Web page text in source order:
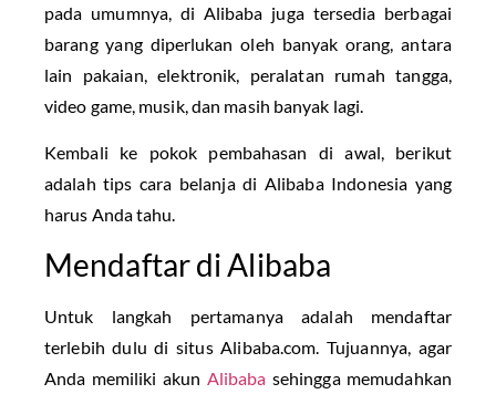
pada umumnya, di Alibaba juga tersedia berbagai
barang yang diperlukan oleh banyak orang, antara
lain pakaian, elektronik, peralatan rumah tangga,
video game, musik, dan masih banyak lagi.
Kembali ke pokok pembahasan di awal, berikut
adalah tips cara belanja di Alibaba Indonesia yang
harus Anda tahu.
Mendaftar di Alibaba
Untuk langkah pertamanya adalah mendaftar
terlebih dulu di situs Alibaba.com. Tujuannya, agar
Anda memiliki akun Alibaba sehingga memudahkan